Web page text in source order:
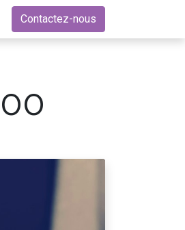
Contactez-nous